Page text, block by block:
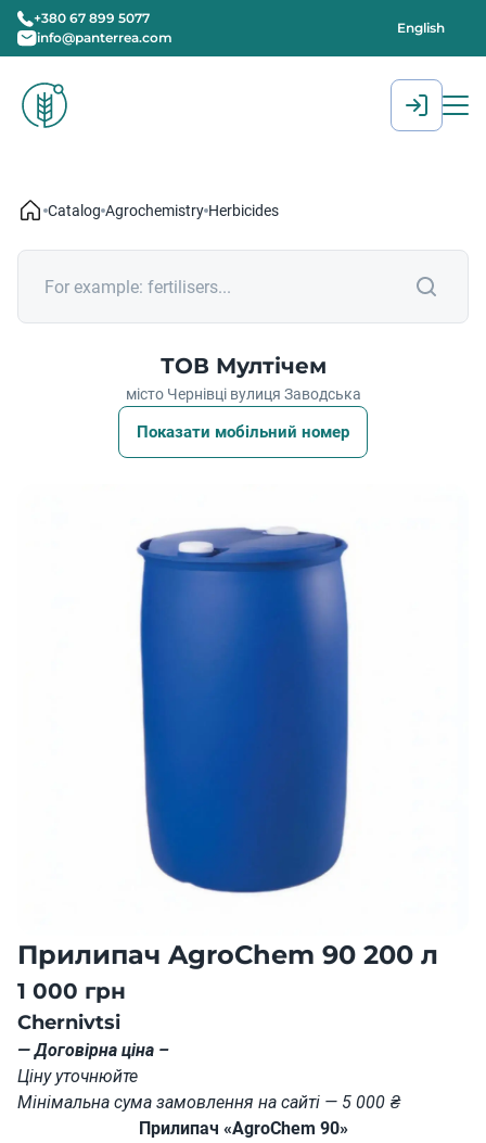
+380 67 899 5077
info@panterrea.com
English
Catalog Agrochemistry Herbicides
ТОВ Мултічем
місто Чернівці вулиця Заводська
Показати мобільний номер
Прилипач AgroChem 90 200 л
1 000 грн
Chernivtsi
— Договірна ціна –
Ціну уточнюйте
Мінімальна сума замовлення на сайті — 5 000 ₴
Прилипач «AgroChem 90»